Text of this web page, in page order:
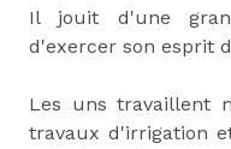
Il jouit d'une
d'exercer son esprit
Les uns travaillent
travaux d'irrigation